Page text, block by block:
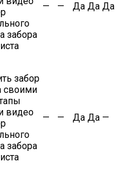
— — Да Да Да
— — Да Да —